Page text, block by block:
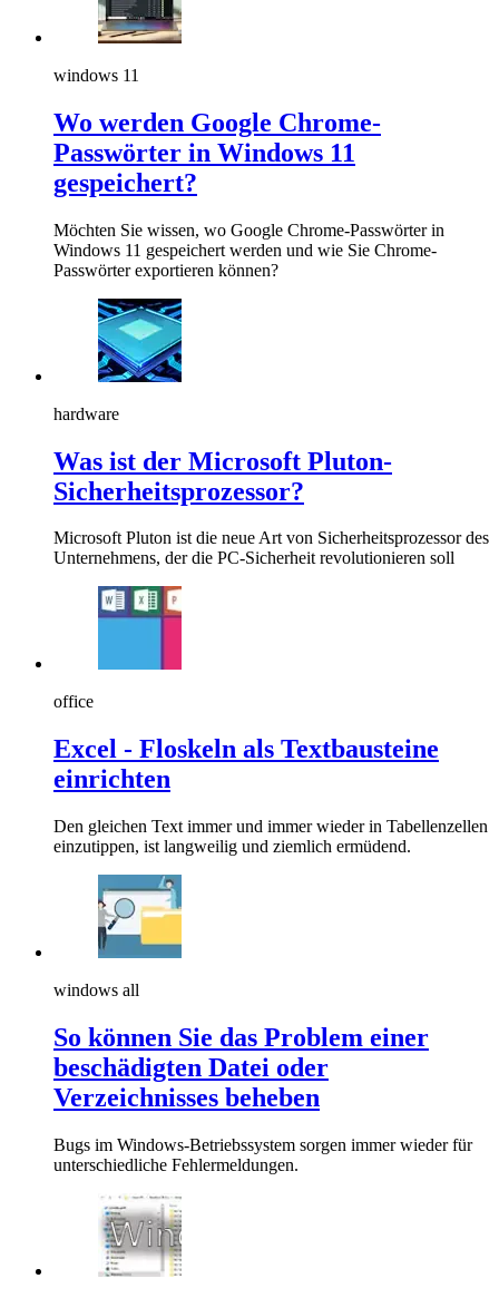
windows 11
Wo werden Google Chrome-
Passwörter in Windows 11
gespeichert?
Möchten Sie wissen, wo Google Chrome-Passwörter in
Windows 11 gespeichert werden und wie Sie Chrome-
Passwörter exportieren können?
hardware
Was ist der Microsoft Pluton-
Sicherheitsprozessor?
Microsoft Pluton ist die neue Art von Sicherheitsprozessor des
Unternehmens, der die PC-Sicherheit revolutionieren soll
office
Excel - Floskeln als Textbausteine
einrichten
Den gleichen Text immer und immer wieder in Tabellenzellen
einzutippen, ist langweilig und ziemlich ermüdend.
windows all
So können Sie das Problem einer
beschädigten Datei oder
Verzeichnisses beheben
Bugs im Windows-Betriebssystem sorgen immer wieder für
unterschiedliche Fehlermeldungen.